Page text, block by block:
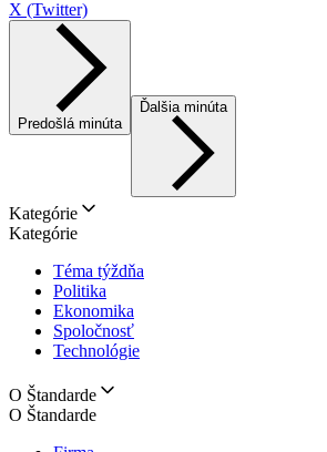
X (Twitter)
Predošlá minúta
Ďalšia minúta
Kategórie
Kategórie
Téma týždňa
Politika
Ekonomika
Spoločnosť
Technológie
O Štandarde
O Štandarde